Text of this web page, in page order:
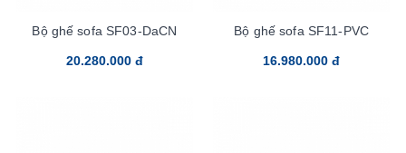
Bộ ghế sofa SF03-DaCN
20.280.000 đ
Bộ ghế sofa SF11-PVC
16.980.000 đ